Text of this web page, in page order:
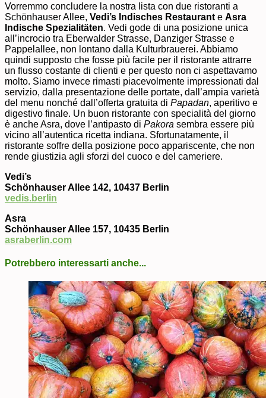
Vorremmo concludere la nostra lista con due ristoranti a
Schönhauser Allee, Vedi’s Indisches Restaurant e Asra
Indische Spezialitäten. Vedi gode di una posizione unica
all’incrocio tra Eberwalder Strasse, Danziger Strasse e
Pappelallee, non lontano dalla Kulturbrauerei. Abbiamo
quindi supposto che fosse più facile per il ristorante attrarre
un flusso costante di clienti e per questo non ci aspettavamo
molto. Siamo invece rimasti piacevolmente impressionati dal
servizio, dalla presentazione delle portate, dall’ampia varietà
del menu nonché dall’offerta gratuita di Papadan, aperitivo e
digestivo finale. Un buon ristorante con specialità del giorno
è anche Asra, dove l’antipasto di Pakora sembra essere più
vicino all’autentica ricetta indiana. Sfortunatamente, il
ristorante soffre della posizione poco appariscente, che non
rende giustizia agli sforzi del cuoco e del cameriere.
Vedi’s
Schönhauser Allee 142, 10437 Berlin
vedis.berlin
Asra
Schönhauser Allee 157, 10435 Berlin
asraberlin.com
Potrebbero interessarti anche...